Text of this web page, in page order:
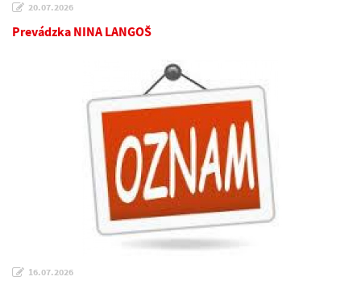
20.07.2026
Prevádzka NINA LANGOŠ
16.07.2026